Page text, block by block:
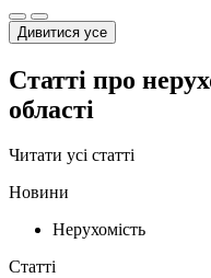
Дивитися усе
Статті про
області
Читати усі статті
Новини
Нерухомість
Статті